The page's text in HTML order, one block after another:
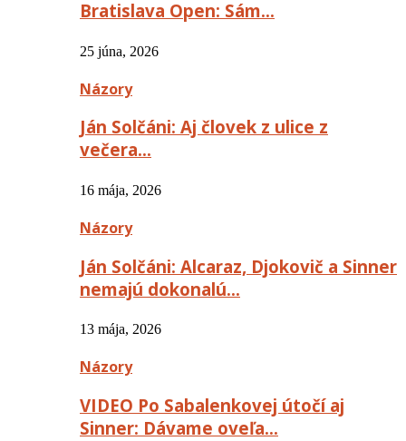
Bratislava Open: Sám…
25 júna, 2026
Názory
Ján Solčáni: Aj človek z ulice z
večera…
16 mája, 2026
Názory
Ján Solčáni: Alcaraz, Djokovič a Sinner
nemajú dokonalú…
13 mája, 2026
Názory
VIDEO Po Sabalenkovej útočí aj
Sinner: Dávame oveľa…